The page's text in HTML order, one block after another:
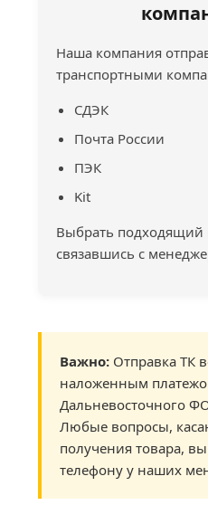
Наша компания
транспортными
СДЭК
Почта России
ПЭК
Kit
Выбрать подходящий
связавшись с
Важно: Отправка ТК
наложенным
Дальневосточного
Любые вопросы,
получения товара,
телефону у наших